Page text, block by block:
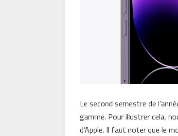
Le second semestre de
gamme. Pour illustrer cela,
d’Apple. Il faut noter que le